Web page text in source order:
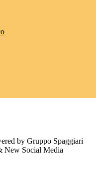
by Gruppo Spaggiari
New Social Media